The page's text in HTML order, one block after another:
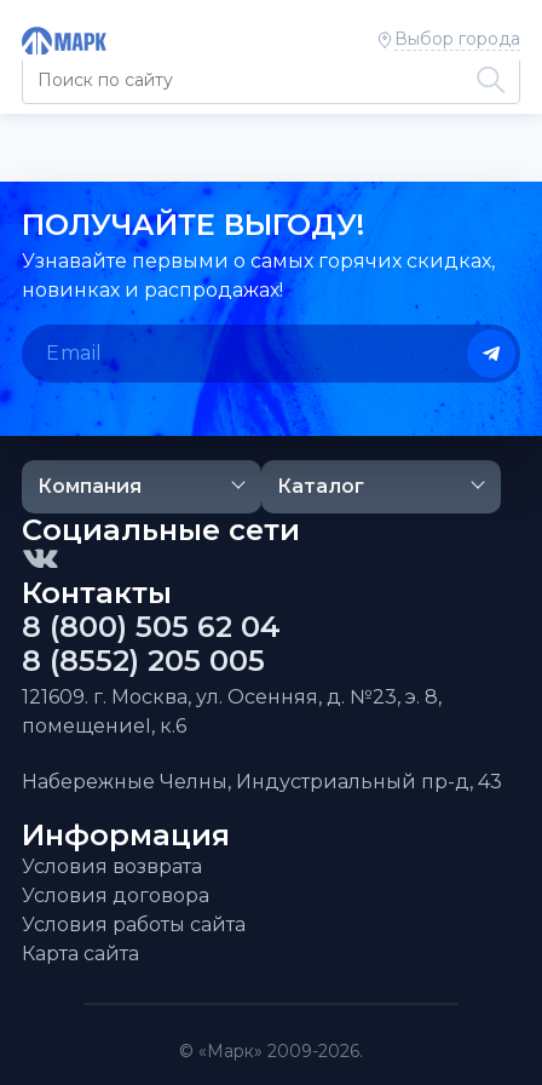
Выбор города
ПОЛУЧАЙТЕ ВЫГОДУ!
Узнавайте первыми о самых горячих скидках,
новинках и распродажах!
Компания Каталог
Информация
Условия возврата
Условия договора
Условия работы сайта
Карта сайта
Контакты
8 (800) 505 62 04
8 (8552) 205 005
121609. г. Москва, ул. Осенняя, д. №23, э. 8,
помещениеI, к.6
Набережные Челны, Индустриальный пр-д, 43
Социальные сети
© «Марк» 2009-2026.